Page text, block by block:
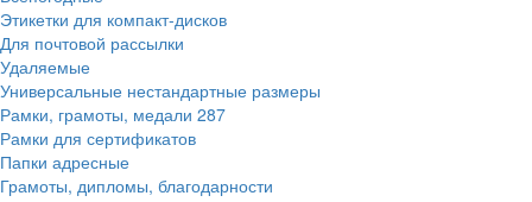
Этикетки для компакт-дисков
Для почтовой рассылки
Удаляемые
Универсальные нестандартные размеры
Рамки, грамоты, медали 287
Рамки для сертификатов
Папки адресные
Грамоты, дипломы, благодарности